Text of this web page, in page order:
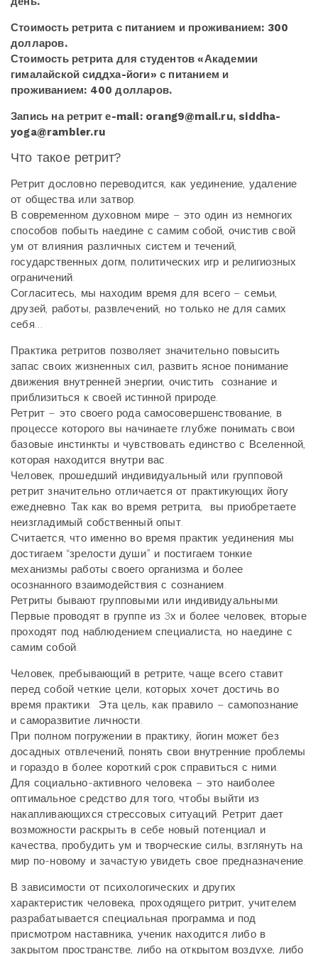
Стоимость ретрита с питанием и проживанием: 300
долларов.
Стоимость ретрита для студентов «Академии
гималайской сиддха-йоги» с питанием и
проживанием: 400 долларов.
Запись на ретрит е-mail: orang9@mail.ru, siddha-
yoga@rambler.ru
Что такое ретрит?
Ретрит дословно переводится, как уединение, удаление
от общества или затвор.
В современном духовном мире – это один из немногих
способов побыть наедине с самим собой, очистив свой
ум от влияния различных систем и течений,
государственных догм, политических игр и религиозных
ограничений.
Согласитесь, мы находим время для всего – семьи,
друзей, работы, развлечений, но только не для самих
себя…
Практика ретритов позволяет значительно повысить
запас своих жизненных сил, развить ясное понимание
движения внутренней энергии, очистить сознание и
приблизиться к своей истинной природе.
Ретрит – это своего рода самосовершенствование, в
процессе которого вы начинаете глубже понимать свои
базовые инстинкты и чувствовать единство с Вселенной,
которая находится внутри вас.
Человек, прошедший индивидуальный или групповой
ретрит значительно отличается от практикующих йогу
ежедневно. Так как во время ретрита, вы приобретаете
неизгладимый собственный опыт.
Считается, что именно во время практик уединения мы
достигаем “зрелости души” и постигаем тонкие
механизмы работы своего организма и более
осознанного взаимодействия с сознанием.
Ретриты бывают групповыми или индивидуальными.
Первые проводят в группе из 3х и более человек, вторые
проходят под наблюдением специалиста, но наедине с
самим собой.
Человек, пребывающий в ретрите, чаще всего ставит
перед собой четкие цели, которых хочет достичь во
время практики. Эта цель, как правило – самопознание
и саморазвитие личности.
При полном погружении в практику, йогин может без
досадных отвлечений, понять свои внутренние проблемы
и гораздо в более короткий срок справиться с ними.
Для социально-активного человека – это наиболее
оптимальное средство для того, чтобы выйти из
накапливающихся стрессовых ситуаций. Ретрит дает
возможности раскрыть в себе новый потенциал и
качества, пробудить ум и творческие силы, взглянуть на
мир по-новому и зачастую увидеть свое предназначение.
В зависимости от психологических и других
характеристик человека, проходящего ритрит, учителем
разрабатывается специальная программа и под
присмотром наставника, ученик находится либо в
закрытом пространстве, либо на открытом воздухе, либо